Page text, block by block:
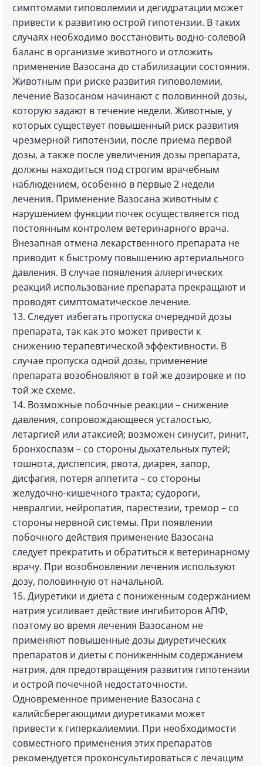
симптомами гиповолемии и дегидратации может
привести к развитию острой гипотензии. В таких
случаях необходимо восстановить водно-солевой
баланс в организме животного и отложить
применение Вазосана до стабилизации состояния.
Животным при риске развития гиповолемии,
лечение Вазосаном начинают с половинной дозы,
которую задают в течение недели. Животные, у
которых существует повышенный риск развития
чрезмерной гипотензии, после приема первой
дозы, а также после увеличения дозы препарата,
должны находиться под строгим врачебным
наблюдением, особенно в первые 2 недели
лечения. Применение Вазосана животным с
нарушением функции почек осуществляется под
постоянным контролем ветеринарного врача.
Внезапная отмена лекарственного препарата не
приводит к быстрому повышению артериального
давления. В случае появления аллергических
реакций использование препарата прекращают и
проводят симптоматическое лечение.
13. Следует избегать пропуска очередной дозы
препарата, так как это может привести к
снижению терапевтической эффективности. В
случае пропуска одной дозы, применение
препарата возобновляют в той же дозировке и по
той же схеме.
14. Возможные побочные реакции – снижение
давления, сопровождающееся усталостью,
летаргией или атаксией; возможен синусит, ринит,
бронхоспазм – со стороны дыхательных путей;
тошнота, диспепсия, рвота, диарея, запор,
дисфагия, потеря аппетита – со стороны
желудочно-кишечного тракта; судороги,
невралгии, нейропатия, парестезии, тремор – со
стороны нервной системы. При появлении
побочного действия применение Вазосана
следует прекратить и обратиться к ветеринарному
врачу. При возобновлении лечения используют
дозу, половинную от начальной.
15. Диуретики и диета с пониженным содержанием
натрия усиливает действие ингибиторов АПФ,
поэтому во время лечения Вазосаном не
применяют повышенные дозы диуретических
препаратов и диеты с пониженным содержанием
натрия, для предотвращения развития гипотензии
и острой почечной недостаточности.
Одновременное применение Вазосана с
калийсберегающими диуретиками может
привести к гиперкалиемии. При необходимости
совместного применения этих препаратов
рекомендуется проконсультироваться с лечащим